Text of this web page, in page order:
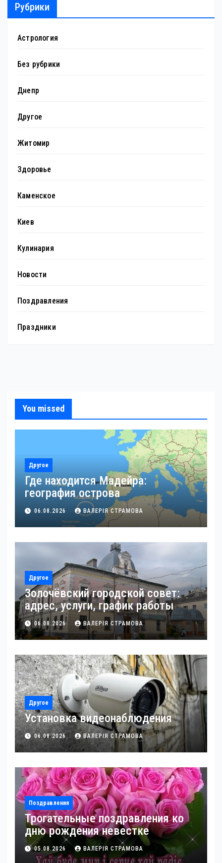
Рубрики
Астрология
Без рубрики
Днепр
Другое
Житомир
Здоровье
Каменское
Киев
Кулинария
Новости
Поздравления
Праздники
You missed
Другое
Где находится Мадейра:
география острова
06.08.2026 ВАЛЕРІЯ СТРАМОВА
Другое
Золочёвский городской совет:
адрес, услуги, график работы
06.08.2026 ВАЛЕРІЯ СТРАМОВА
Другое
Установка видеонаблюдения
06.08.2026 ВАЛЕРІЯ СТРАМОВА
Поздравления
Трогательные поздравления ко
дню рождения невестке
05.08.2026 ВАЛЕРІЯ СТРАМОВА